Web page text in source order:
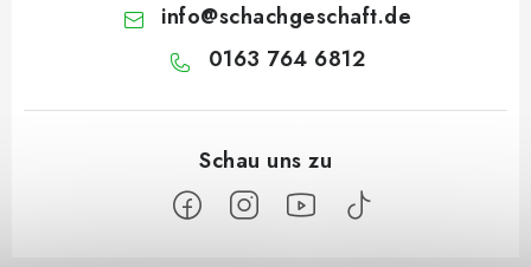
info@schachgeschaft.de
0163 764 6812